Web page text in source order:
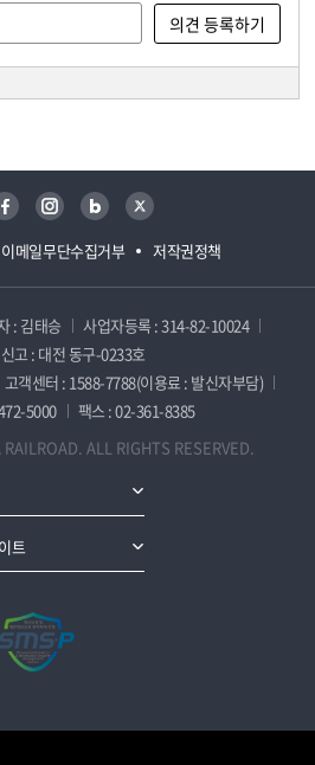
이메일무단수집거부 저작권정책
페이스북 인스타그램 블로그 트위터
: 김태승
사업자등록 : 314-82-10024
고 : 대전 동구-0233호
고객센터 : 1588-7788(이용료 : 발신자부담)
5000
팩스 : 02-361-8385
ALL RIGHTS RESERVED.
트